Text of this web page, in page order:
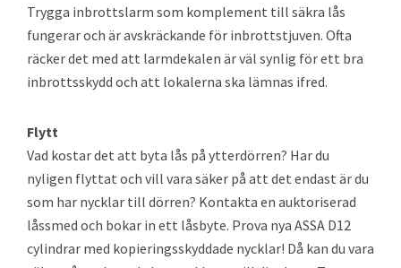
Trygga inbrottslarm som komplement till säkra lås
fungerar och är avskräckande för inbrottstjuven. Ofta
räcker det med att larmdekalen är väl synlig för ett bra
inbrottsskydd och att lokalerna ska lämnas ifred.
Flytt
Vad kostar det att byta lås på ytterdörren? Har du
nyligen flyttat och vill vara säker på att det endast är du
som har nycklar till dörren? Kontakta en auktoriserad
låssmed och bokar in ett låsbyte. Prova nya ASSA D12
cylindrar med kopieringsskyddade nycklar! Då kan du vara